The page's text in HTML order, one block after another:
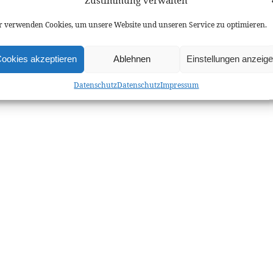
verwenden Cookies, um unsere Website und unseren Service zu optimieren.
akzeptieren Ablehnen Einstellungen
DatenschutzDatenschutzImpressum
Verträge und Vertragsverhandlungen
Wirtschaftsrecht und Partnersuche